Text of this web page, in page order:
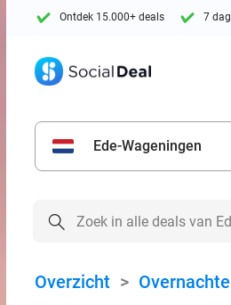
Ontdek 15.000+ deals 7
Ede-Wageningen
Overzicht >